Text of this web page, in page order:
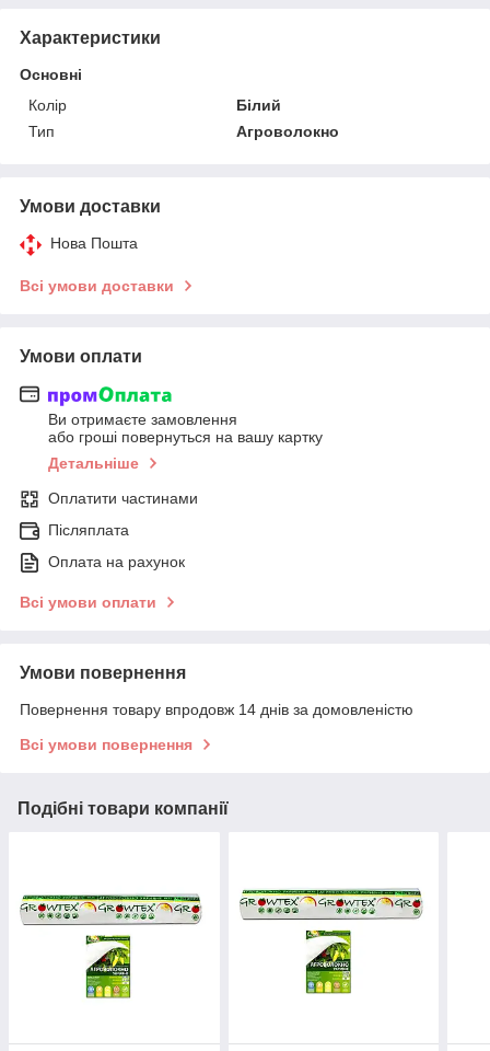
Характеристики
Основні
Колір
Білий
Тип
Агроволокно
Умови доставки
Нова Пошта
Всі умови доставки
Умови оплати
Ви отримаєте замовлення
або гроші повернуться на вашу картку
Детальніше
Оплатити частинами
Післяплата
Оплата на рахунок
Всі умови оплати
Умови повернення
Повернення товару впродовж 14 днів за домовленістю
Всі умови повернення
Подібні товари компанії